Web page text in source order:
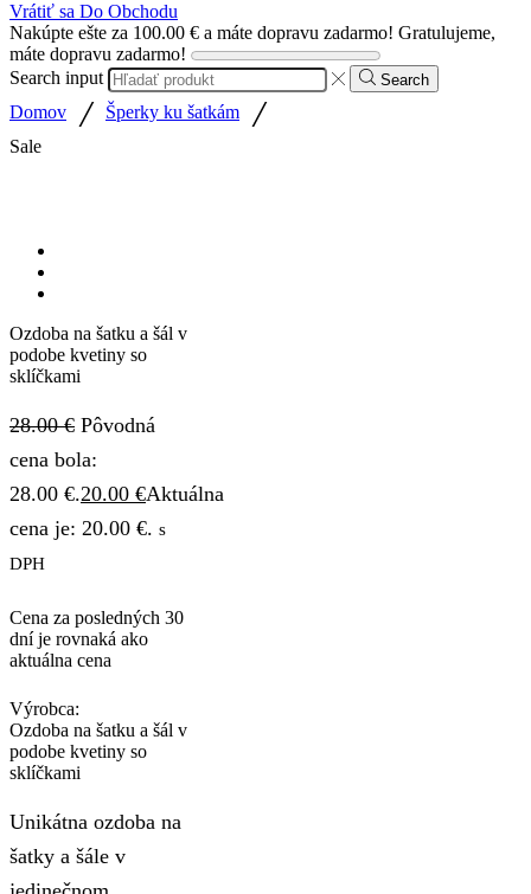
Vrátiť sa Do Obchodu
Nakúpte ešte za 100.00 € a máte dopravu zadarmo! Gratulujeme,
máte dopravu zadarmo!
Search input
Search
Domov / Šperky ku šatkám /
Sale
Ozdoba na šatku a šál v
podobe kvetiny so
sklíčkami
28.00€ Pôvodná
cena bola:
28.00 €.20.00 €Aktuálna
cena je: 20.00 €. s
DPH
Cena za posledných 30
dní je rovnaká ako
aktuálna cena
Výrobca:
Ozdoba na šatku a šál v
podobe kvetiny so
sklíčkami
Unikátna ozdoba na
šatky a šále v